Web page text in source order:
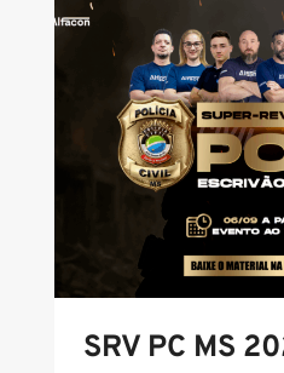
ES:
1.052
VAGAS
E
SALÁRIO
DE
R$
8.539,34
SRV PC MS